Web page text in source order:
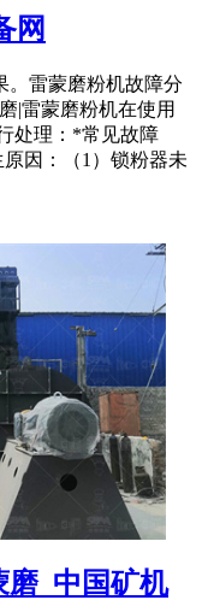
网
。雷蒙磨粉机故障分
|雷蒙磨粉机在使用
处理：*常见故障
因：（1）锁粉器未
_中国矿机